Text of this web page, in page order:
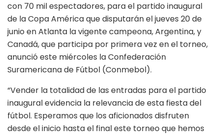
con 70 mil espectadores, para el partido inaugural
de la Copa América que disputarán el jueves 20 de
junio en Atlanta la vigente campeona, Argentina, y
Canadá, que participa por primera vez en el torneo,
anunció este miércoles la Confederación
Suramericana de Fútbol (Conmebol).
“Vender la totalidad de las entradas para el partido
inaugural evidencia la relevancia de esta fiesta del
fútbol. Esperamos que los aficionados disfruten
desde el inicio hasta el final este torneo que hemos